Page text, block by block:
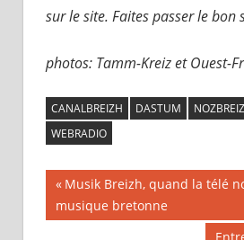
sur le site. Faites passer le bon
photos: Tamm-Kreiz et Ouest-
CANALBREIZH DASTUM
WEBRADIO
Navigation
Previous
Post:
Musik Breizh, quand la télé
musique bretonne